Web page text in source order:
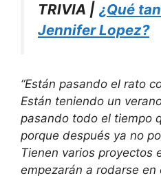
TRIVIA | ¿Qué
Jennifer Lopez?
“Están pasando el rato
Están teniendo un
pasando todo el tiempo
porque después ya no
Tienen varios proyectos
empezarán a rodarse en